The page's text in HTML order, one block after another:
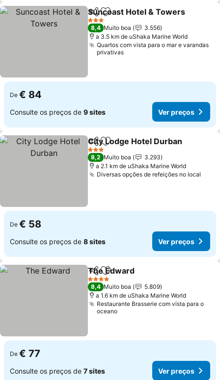
PartilharAdicionar aos favoritos
Suncoast Hotel & Towers
3 Estrelas
8,4 Muito boa
3.556
a 3.5 km de uShaka Marine World
Quartos com vista para o mar e varandas
privativas
De € 84
Consulte os preços de 9 sites Ver preços
PartilharAdicionar aos favoritos
City Lodge Hotel Durban
3 Estrelas
8,2 Muito boa
3.293
a 2.1 km de uShaka Marine World
Diversas opções de refeições no local
De € 58
Consulte os preços de 8 sites Ver preços
PartilharAdicionar aos favoritos
The Edward
4 Estrelas
8,4 Muito boa
5.809
a 1.6 km de uShaka Marine World
Restaurante Brasserie com vista para o
oceano
De € 77
Consulte os preços de 7 sites Ver preços